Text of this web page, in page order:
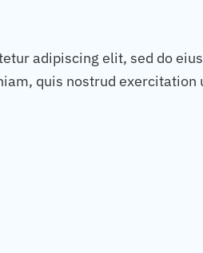
adipiscing elit, sed do
quis nostrud